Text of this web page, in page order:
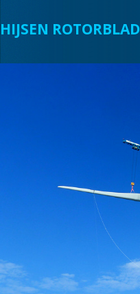
HIJSEN ROTORBLAD